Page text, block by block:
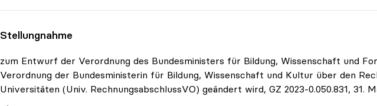
Stellungnahme
zum Entwurf der Verordnung des Bundesministers für Bildung, Wissenschaft und
Verordnung der Bundesministerin für Bildung, Wissenschaft und Kultur über den
Universitäten (Univ. RechnungsabschlussVO) geändert wird, GZ 2023-0.050.831, 31.